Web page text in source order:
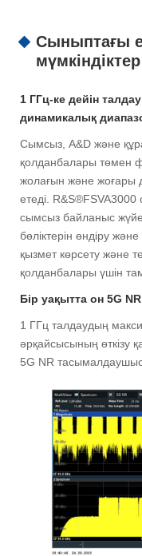
Сыныптағы
1 ГГц-ке дейін талдау
динамикалық
Сымсыз, A&D және
қолданбалары төмен
жолағын және жоғары
етеді. R&S®FSVA3000
сымсыз байланыс
бөліктерін өндіру
қызмет көрсету және
қолданбалары үшін
Бір уақытта он 5G
1 ГГц талдаудың
әрқайсысының өткізу
5G NR